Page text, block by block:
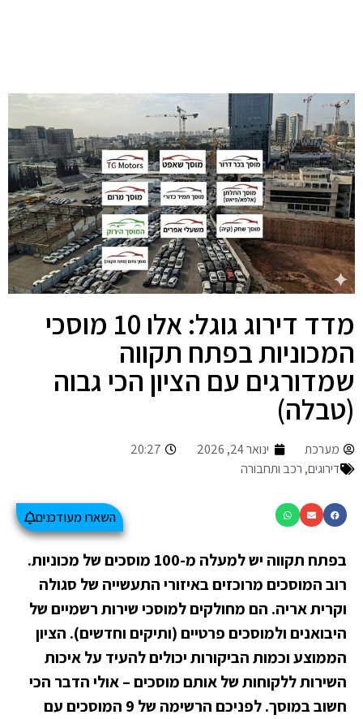
מדד דירוג גוגל: אלו 10 מוסכי
המכוניות בפתח תקווה
שמדורגים עם הציון הכי גבוה
(טבלה)
מערכת ינואר 24, 2026
20:27
דירוגים, רכב ותחבורה
השארו מעודכנים
בפתח תקווה יש למעלה מ-100 מוסכים של מכוניות.
רוב המוסכים מרוכזים באיזורי התעשייה של סגולה
וקרית אריה. הם מחולקים למוסכי שירות רשמיים של
היבואנים ולמוסכים פרטיים (ותיקים וחדשים). הציון
הממוצע וכמות הביקורות יכולים להעיד על איכות
השירות ללקוחות של אותם מוסכים – אולי הדבר הכי
חשוב במוסך. לפניכם הרשימה של 9 המוסכים עם